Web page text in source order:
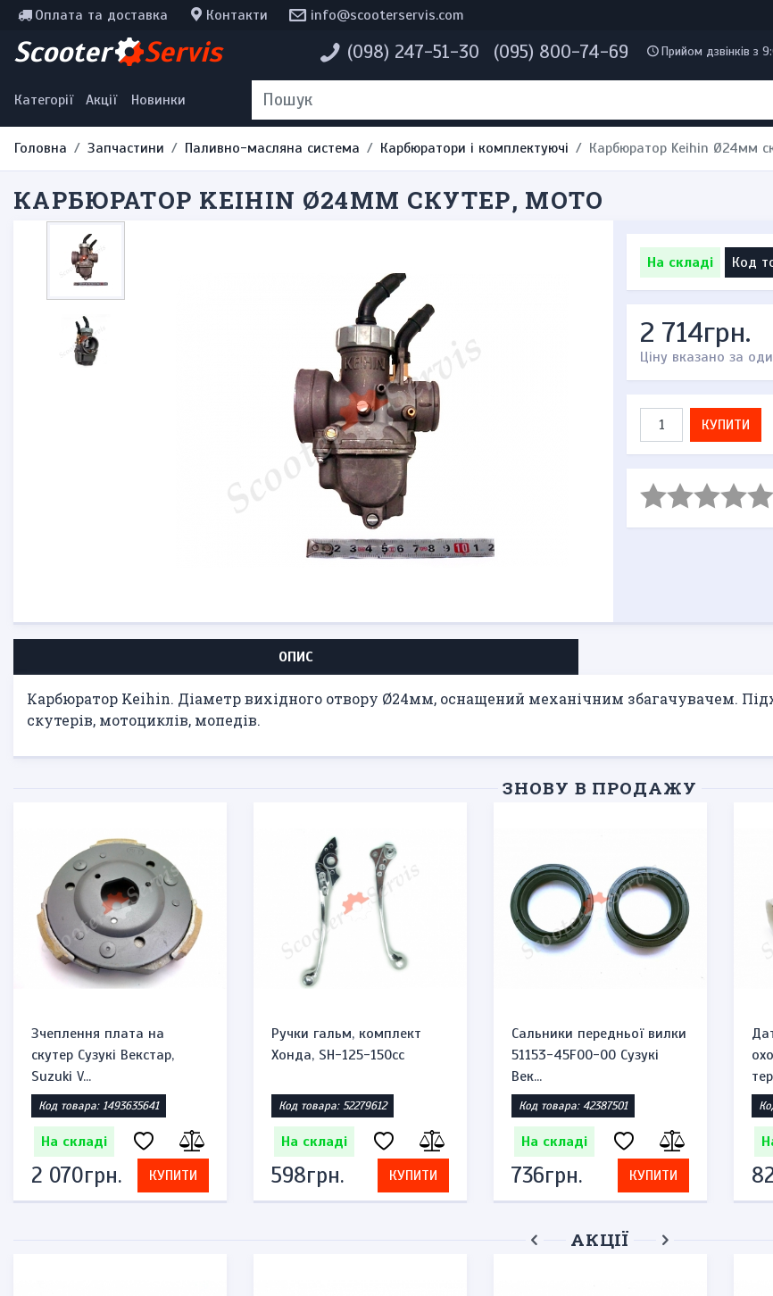
Оплата та доставка Контакти info@scooterservis.com
Scooter Servis (098) 247-51-30 (095) 800-74-69 Прийом дзвінків з
Категорії Акції Новинки
Інструменти, мотохімія
Наклейки
Одяг та екіпірування
Головна Запчастини Паливно-масляна система Карбюратори і комплектуючі Карбюратор Keihin Ø24мм
КАРБЮРАТОР KEIHIN Ø24ММ СКУТЕР, МОТО
На складі Код
2 714грн.
Ціну вказано за
КУПИТИ
ОПИС
Карбюратор Keihin. Діаметр вихідного отвору Ø24мм, оснащений механічним збагачувачем.
скутерів, мотоциклів, мопедів.
ЗНОВУ В ПРОДАЖУ
Зчеплення плата на
скутер Сузукі Векстар,
Suzuki V...
Код товара: 1493635641
На складі
2 070грн. КУПИТИ
Ручки гальм, комплект
Хонда, SH-125-150cc
Код товара: 52279612
На складі
598грн. КУПИТИ
Сальники передньої вилки
51153-45F00-00 Сузукі
Век...
Код товара: 42387501
На складі
736грн. КУПИТИ
АКЦІЇ